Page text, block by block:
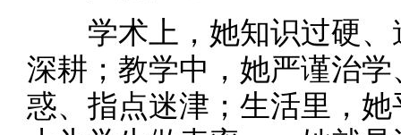
学术上，她知识过硬、
深耕；教学中，她严谨治
惑、指点迷津；生活里，